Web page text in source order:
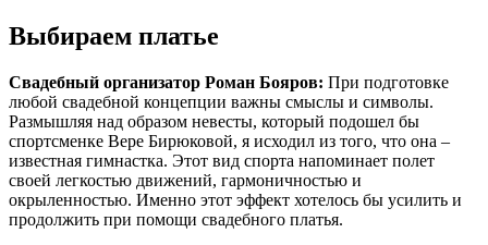
Выбираем платье
Свадебный организатор Роман Бояров: При подготовке
любой свадебной концепции важны смыслы и символы.
Размышляя над образом невесты, который подошел бы
спортсменке Вере Бирюковой, я исходил из того, что она –
известная гимнастка. Этот вид спорта напоминает полет
своей легкостью движений, гармоничностью и
окрыленностью. Именно этот эффект хотелось бы усилить и
продолжить при помощи свадебного платья.